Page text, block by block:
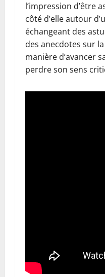
l’impression d’être
côté d’elle autour
échangeant des
des anecdotes sur la
manière d’avancer
perdre son sens